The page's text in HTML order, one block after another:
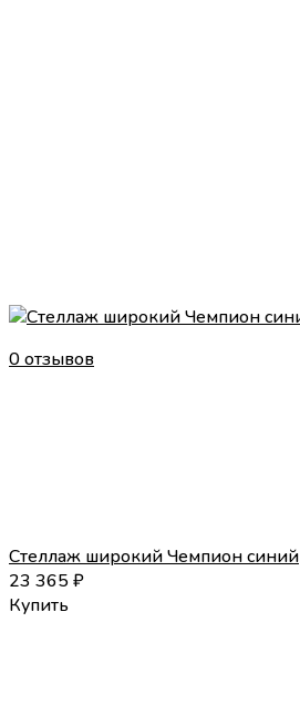
0 отзывов
Стеллаж широкий Чемпион синий
23 365₽
Купить